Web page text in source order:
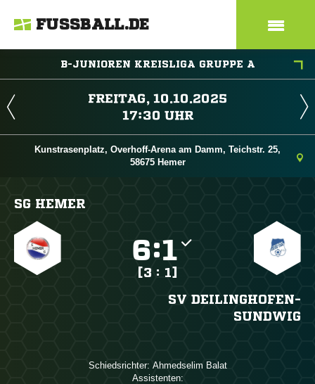
FUSSBALL.DE
B-JUNIOREN KREISLIGA GRUPPE A
 
 
Kunstrasenplatz, Overhoff-Arena am Damm, Teichstr. 25,
58675 Hemer
SG HEMER
:
[3 : 1]
SV DEILINGHOFEN-
SUNDWIG
Schiedsrichter:  
Assistenten: